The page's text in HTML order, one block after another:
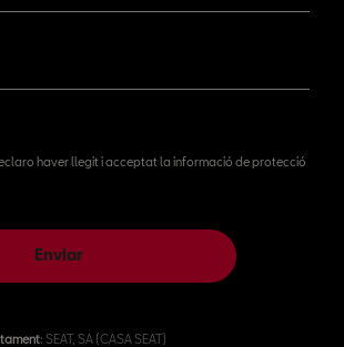
haver llegit i acceptat la informació de protecció
Enviar
: SEAT, SA (CASA SEAT)